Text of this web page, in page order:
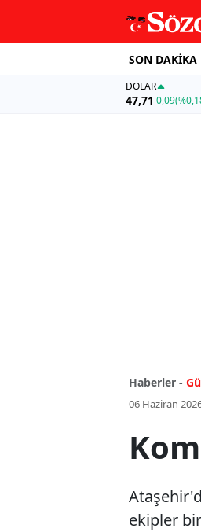
SON DAKİKA
DOLAR
47,71 0,09
Haberler -
06 Haziran
ekipler